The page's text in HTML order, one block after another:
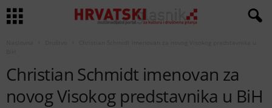
Christian Schmidt imenovan za
novog Visokog predstavnika u BiH